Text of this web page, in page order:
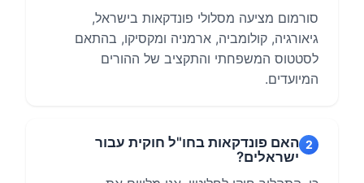
סורמום מציעה מסלולי פונדקאות בישראל,
גיאורגיה, קולומביה, ארמניה ומקסיקו, בהתאם
לסטטוס המשפחתי והתקציב של ההורים
המיועדים.
2 האם פונדקאות בחו"ל חוקית עבור
ישראלים?